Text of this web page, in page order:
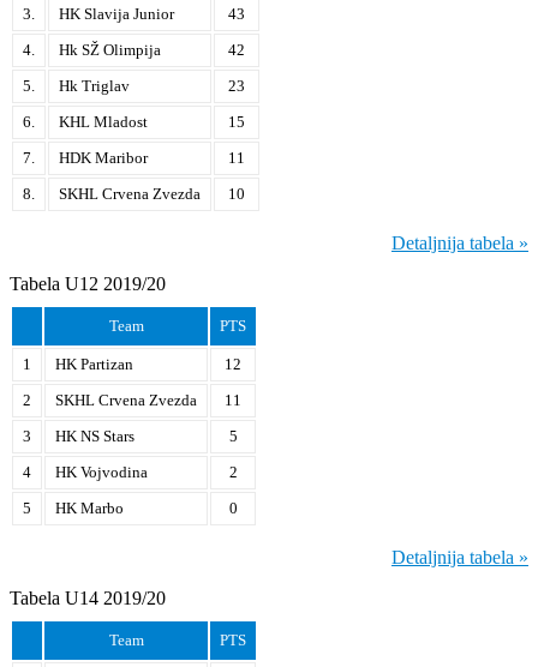
3.
HK Slavija Junior
43
4.
Hk SŽ Olimpija
42
5.
Hk Triglav
23
6.
KHL Mladost
15
7.
HDK Maribor
11
8.
SKHL Crvena Zvezda 10
Detaljnija tabela »
Tabela U12 2019/20
Team PTS
1 HK Partizan
12
2
SKHL Crvena Zvezda
11
3
HK NS Stars
5
4
HK Vojvodina
2
5
HK Marbo 0
Detaljnija tabela »
Tabela U14 2019/20
Team PTS